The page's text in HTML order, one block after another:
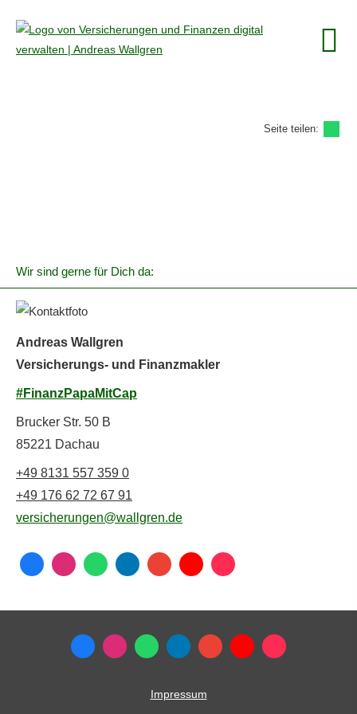
Seite teilen:
Wir sind gerne für Dich da:
Andreas Wallgren
Versicherungs- und Finanzmakler
#FinanzPapaMitCap
Brucker Str. 50 B
85221 Dachau
+49 8131 557 359 0
+49 176 62 72 67 91
versicherungen@wallgren.de
Impressum